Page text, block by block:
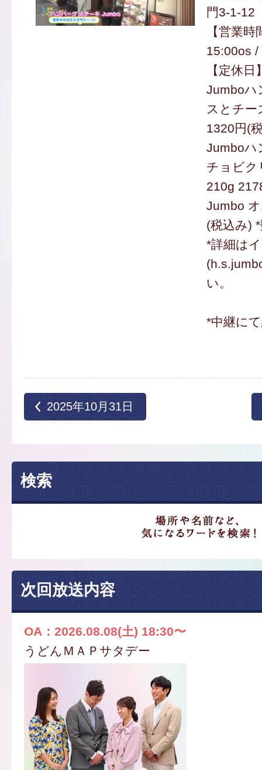
門3-1-12
【営業
15:00os
【定休日
Jumboハ
スとチー
1320円(
Jumboハ
チョビク
210g
Jumbo
(税込み)
*詳細は
い。
*中継に
2025年10月31日
検索
次回放送内容
OA：2026.08.08(土) 18:30〜
うどんＭＡＰサタデー